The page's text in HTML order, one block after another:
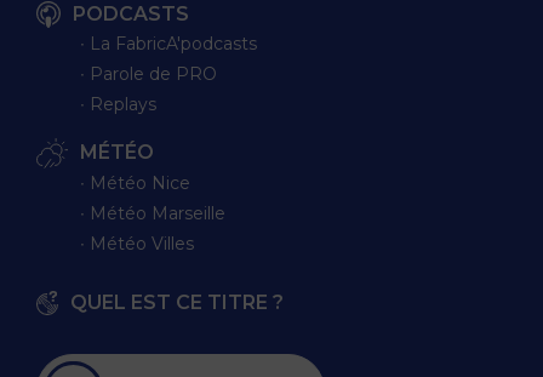
PODCASTS
∙ La FabricA'podcasts
∙ Parole de PRO
∙ Replays
MÉTÉO
∙ Météo Nice
∙ Météo Marseille
∙ Météo Villes
QUEL EST CE TITRE ?